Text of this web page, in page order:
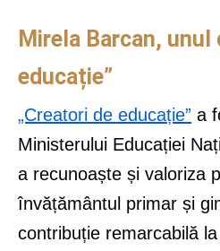
Mirela Barcan, unul
educație”
„Creatori de educație” a
Ministerului Educației
a recunoaște și valoriza
învățământul primar și
contribuție remarcabilă